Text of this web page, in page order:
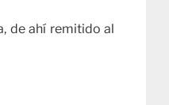
de ahí remitido al